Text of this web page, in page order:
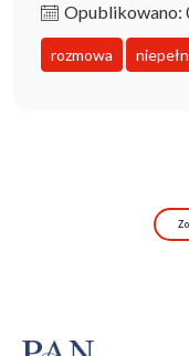
Opublikowano:
rozmowa